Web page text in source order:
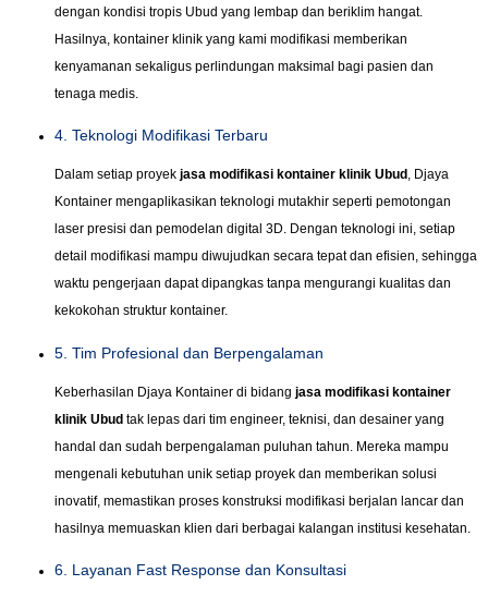
dengan kondisi tropis Ubud yang lembap dan beriklim hangat.
Hasilnya, kontainer klinik yang kami modifikasi memberikan
kenyamanan sekaligus perlindungan maksimal bagi pasien dan
tenaga medis.
4. Teknologi Modifikasi Terbaru
Dalam setiap proyek jasa modifikasi kontainer klinik Ubud , Djaya
Kontainer mengaplikasikan teknologi mutakhir seperti pemotongan
laser presisi dan pemodelan digital 3D. Dengan teknologi ini, setiap
detail modifikasi mampu diwujudkan secara tepat dan efisien, sehingga
waktu pengerjaan dapat dipangkas tanpa mengurangi kualitas dan
kekokohan struktur kontainer.
5. Tim Profesional dan Berpengalaman
Keberhasilan Djaya Kontainer di bidang jasa modifikasi kontainer
klinik Ubud tak lepas dari tim engineer, teknisi, dan desainer yang
handal dan sudah berpengalaman puluhan tahun. Mereka mampu
mengenali kebutuhan unik setiap proyek dan memberikan solusi
inovatif, memastikan proses konstruksi modifikasi berjalan lancar dan
hasilnya memuaskan klien dari berbagai kalangan institusi kesehatan.
6. Layanan Fast Response dan Konsultasi